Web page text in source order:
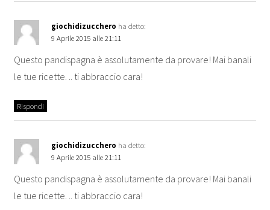
giochidizucchero ha detto:
9 Aprile 2015 alle 21:11
Questo pandispagna è assolutamente da provare! Mai banali
le tue ricette. .. ti abbraccio cara!
Rispondi
giochidizucchero ha detto:
9 Aprile 2015 alle 21:11
Questo pandispagna è assolutamente da provare! Mai banali
le tue ricette. .. ti abbraccio cara!